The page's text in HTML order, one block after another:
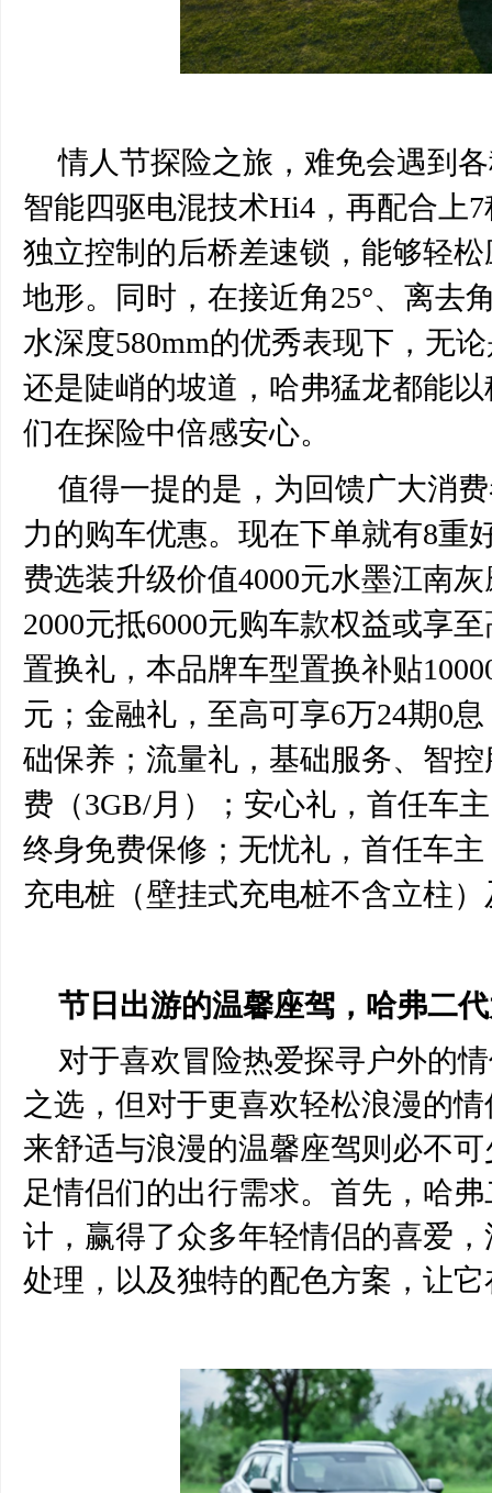
情人节探险之旅，难免会遇到
智能四驱电混技术Hi4，再配合上
独立控制的后桥差速锁，能够轻
地形。同时，在接近角25°、离去
水深度580mm的优秀表现下，无
还是陡峭的坡道，哈弗猛龙都能
们在探险中倍感安心。
值得一提的是，为回馈广大消
力的购车优惠。现在下单就有8重
费选装升级价值4000元水墨江南
2000元抵6000元购车款权益或享
置换礼，本品牌车型置换补贴
元；金融礼，至高可享6万24期0
础保养；流量礼，基础服务、智
费（3GB/月）；安心礼，首任车
终身免费保修；无忧礼，首任车
充电桩（壁挂式充电桩不含立柱
节日出游的温馨座驾，哈弗二
对于喜欢冒险热爱探寻户外的
之选，但对于更喜欢轻松浪漫的
来舒适与浪漫的温馨座驾则必不
足情侣们的出行需求。首先，哈
计，赢得了众多年轻情侣的喜爱
处理，以及独特的配色方案，让